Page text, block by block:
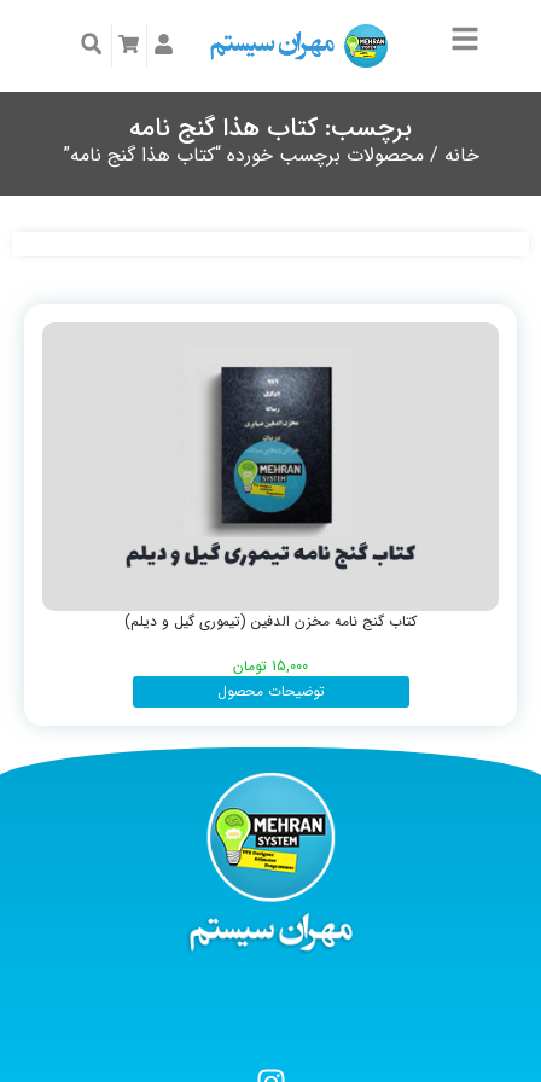
برچسب: کتاب هذا گنج نامه
خانه / محصولات برچسب خورده “کتاب هذا گنج نامه”
کتاب گنج نامه مخزن الدفین (تیموری گیل و دیلم)
15,000 تومان
توضیحات محصول